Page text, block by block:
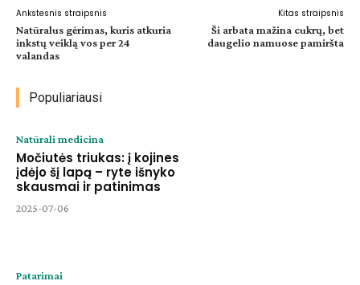
Ankstesnis straipsnis
Natūralus gėrimas, kuris atkuria
inkstų veiklą vos per 24
valandas
Kitas straipsnis
Ši arbata mažina cukrų, bet
daugelio namuose pamiršta
Populiariausi
Natūrali medicina
Močiutės triukas: į kojines
įdėjo šį lapą – ryte išnyko
skausmai ir patinimas
2025-07-06
Patarimai